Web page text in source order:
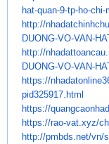
hat-quan-9-tp-ho-chi-
http://
DUONG-VO-VAN-
http://
DUONG-VO-VAN-
https://
pid325917.html
https://
https://rao-vat.xyz/
http://pmbds.net/vn/